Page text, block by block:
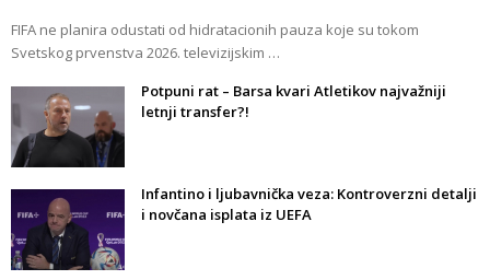
FIFA ne planira odustati od hidratacionih pauza koje su tokom
Svetskog prvenstva 2026. televizijskim …
Potpuni rat – Barsa kvari Atletikov najvažniji
letnji transfer?!
Infantino i ljubavnička veza: Kontroverzni detalji
i novčana isplata iz UEFA